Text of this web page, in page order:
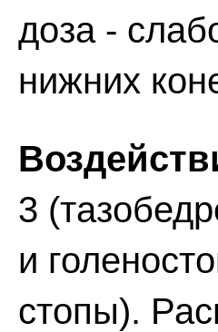
доза -
нижних
3
и
стопы).